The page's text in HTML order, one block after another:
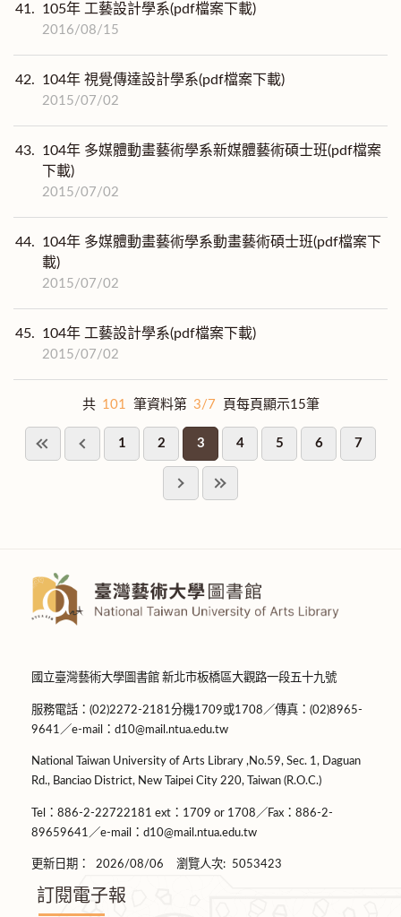
41. 105年 工藝設計學系(pdf檔案下載)
2016/08/15
42. 104年 視覺傳達設計學系(pdf檔案下載)
2015/07/02
43.
104年 多媒體動畫藝術學系新媒體藝術碩士班(pdf檔案
下載)
2015/07/02
44.
104年 多媒體動畫藝術學系動畫藝術碩士班(pdf檔案下
載)
2015/07/02
45. 104年 工藝設計學系(pdf檔案下載)
2015/07/02
共 101 筆資料第 3/7 頁每頁顯示15筆
1 2 3 4 5 6 7
國立臺灣藝術大學圖書館 新北市板橋區大觀路一段五十九號
服務電話：(02)2272-2181分機1709或1708／傳真：(02)8965-
9641／e-mail：d10@mail.ntua.edu.tw
National Taiwan University of Arts Library ,No.59, Sec. 1, Daguan
Rd., Banciao District, New Taipei City 220, Taiwan (R.O.C.)
Tel：886-2-22722181 ext：1709 or 1708／Fax：886-2-
89659641／e-mail：d10@mail.ntua.edu.tw
更新日期： 2026/08/06 瀏覽人次: 5053423
訂閱電子報